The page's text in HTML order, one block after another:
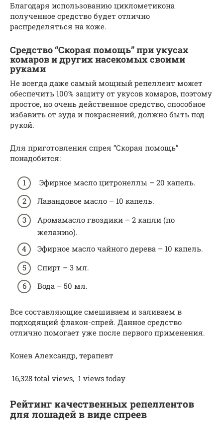
Благодаря использованию циклометикона
полученное средство будет отлично
распределяться на коже.
Средство “Скорая помощь” при укусах
комаров и других насекомых своими
руками
Не всегда даже самый мощный репеллент может
обеспечить 100% защиту от укусов комаров, поэтому
простое, но очень действенное средство, способное
избавить от зуда и покраснений, должно быть под
рукой.
Для приготовления спрея “Скорая помощь”
понадобится:
Эфирное масло цитронеллы – 20 капель.
Лавандовое масло – 10 капель.
Аромамасло гвоздики – 2 капли (по
желанию).
Эфирное масло чайного дерева – 10 капель.
Спирт – 3 мл.
Вода – 50 мл.
Все составляющие смешиваем и заливаем в
подходящий флакон-спрей. Данное средство
отлично помогает уже после первого применения.
Конев Александр, терапевт
16,328 total views, 1 views today
Рейтинг качественных репеллентов
для лошадей в виде спреев